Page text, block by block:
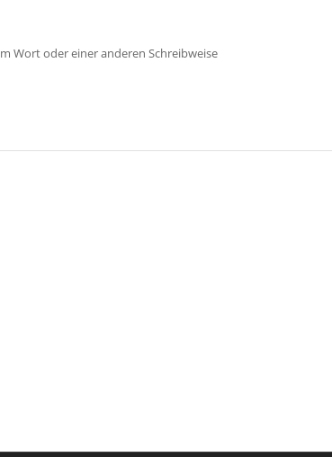
Wort oder einer anderen Schreibweise